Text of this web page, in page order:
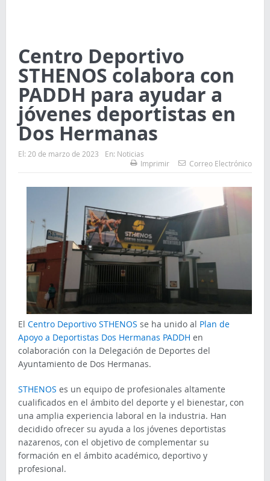
Centro Deportivo
STHENOS colabora con
PADDH para ayudar a
jóvenes deportistas en
Dos Hermanas
El: 20 de marzo de 2023 En: Noticias
Imprimir
Correo Electrónico
El Centro Deportivo STHENOS se ha unido al Plan de
Apoyo a Deportistas Dos Hermanas PADDH en
colaboración con la Delegación de Deportes del
Ayuntamiento de Dos Hermanas.
STHENOS es un equipo de profesionales altamente
cualificados en el ámbito del deporte y el bienestar, con
una amplia experiencia laboral en la industria. Han
decidido ofrecer su ayuda a los jóvenes deportistas
nazarenos, con el objetivo de complementar su
formación en el ámbito académico, deportivo y
profesional.